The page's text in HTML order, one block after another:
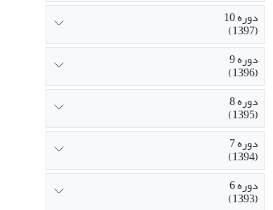
دوره 10
(1397)
دوره 9
(1396)
دوره 8
(1395)
دوره 7
(1394)
دوره 6
(1393)